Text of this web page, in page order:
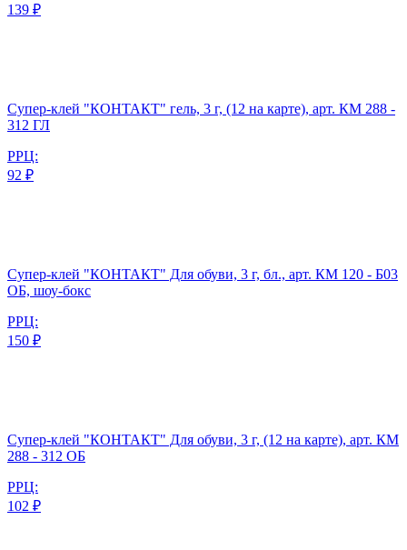
139 ₽
Супер-клей "КОНТАКТ" гель, 3 г, (12 на карте), арт. КМ 288 -
312 ГЛ
РРЦ:
92 ₽
Супер-клей "КОНТАКТ" Для обуви, 3 г, бл., арт. КМ 120 - Б03
ОБ, шоу-бокс
РРЦ:
150 ₽
Супер-клей "КОНТАКТ" Для обуви, 3 г, (12 на карте), арт. КМ
288 - 312 ОБ
РРЦ:
102 ₽